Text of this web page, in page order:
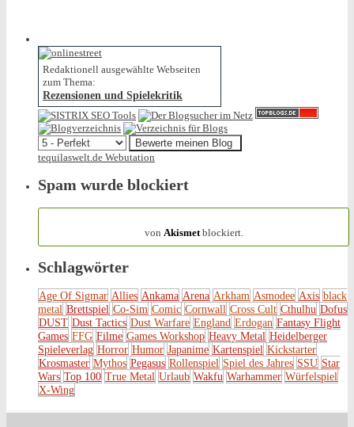
Redaktionell ausgewählte Webseiten
zum Thema:
Rezensionen und Spielekritik
tequilaswelt.de Webutation
Spam wurde blockiert
von Akismetblockiert.
Schlagwörter
Age Of Sigmar Allies Ankama Arena Arkham Asmodee Axis black
metal Brettspiel Co-Sim Comic Cornwall Cross Cult Cthulhu Dofus
DUST Dust Tactics Dust Warfare England Erdogan Fantasy Flight
Games FFG Filme Games Workshop Heavy Metal Heidelberger
Spieleverlag Horror Humor Japanime Kartenspiel Kickstarter
Krosmaster Mythos Pegasus Rollenspiel Spiel des Jahres SSU Star
Wars Top 100 True Metal Urlaub Wakfu Warhammer Würfelspiel
X-Wing